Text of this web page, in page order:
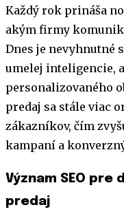
Každý rok prináša
akým firmy
Dnes je nevyhnutné
umelej inteligencie,
personalizovaného
predaj sa stále viac
zákazníkov, čím
kampaní a
Význam SEO
predaj